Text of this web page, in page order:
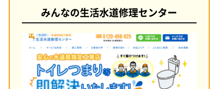
みんなの生活水道修理センター